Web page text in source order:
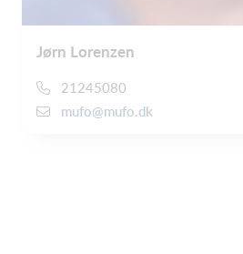
Jørn Lorenzen
21245080
mufo@mufo.dk